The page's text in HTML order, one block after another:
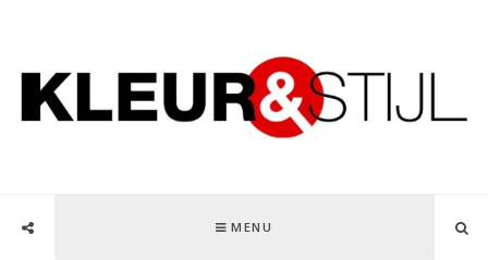
MENU